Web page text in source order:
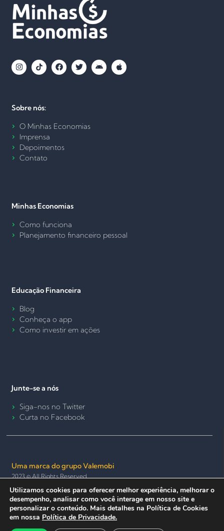
Sobre nós:
O Minhas Economias
Imprensa
Depoimentos
Contato
Minhas Economias
Como funciona
Planejamento financeiro pessoal
Educação Financeira
Blog
Conheça o app
Como investir em ações
Junte-se a nós
Siga-nos no Twitter
Curta no Facebook
Uma marca do grupo Valemobi
2023 © All Rights Reserved.
Termos de Uso e Política de PrivacidadePolítica de Cookies
Seguro e anônimo
Utilizamos cookies para oferecer melhor experiência, melhorar o
desempenho, analisar como você interage em nosso site e
personalizar o conteúdo. Mais detalhes na Política de Cookies
em nossa Política de Privacidade.